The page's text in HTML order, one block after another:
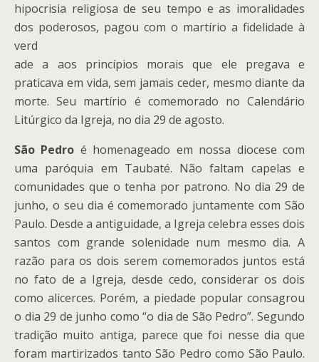
hipocrisia religiosa de seu tempo e as imoralidades
dos poderosos, pagou com o martírio a fidelidade à
verd
ade a aos princípios morais que ele pregava e
praticava em vida, sem jamais ceder, mesmo diante da
morte. Seu martírio é comemorado no Calendário
Litúrgico da Igreja, no dia 29 de agosto.
São Pedro é homenageado em nossa diocese com
uma paróquia em Taubaté. Não faltam capelas e
comunidades que o tenha por patrono. No dia 29 de
junho, o seu dia é comemorado juntamente com São
Paulo. Desde a antiguidade, a Igreja celebra esses dois
santos com grande solenidade num mesmo dia. A
razão para os dois serem comemorados juntos está
no fato de a Igreja, desde cedo, considerar os dois
como alicerces. Porém, a piedade popular consagrou
o dia 29 de junho como “o dia de São Pedro”. Segundo
tradição muito antiga, parece que foi nesse dia que
foram martirizados tanto São Pedro como São Paulo.